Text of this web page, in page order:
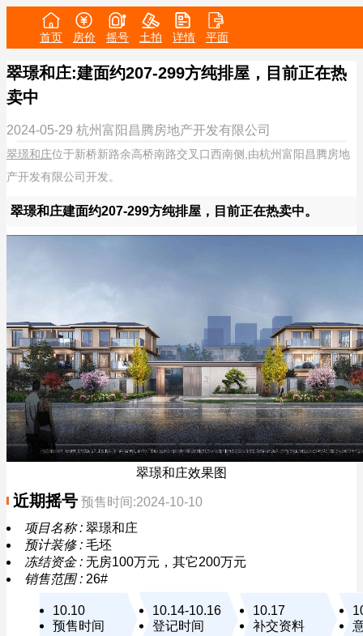
首页 房价 摇号 土拍 详情 平面
翠璟和庄:建面约207-299方纯排屋，目前正在热
卖中
2024-05-29 杭州富阳昌腾房地产开发有限公司
翠璟和庄位于新桥新路余高桥南路交叉口西南侧,由杭州富阳昌腾房地
产开发有限公司开发。
翠璟和庄建面约207-299方纯排屋，目前正在热卖中。
翠璟和庄效果图
近期摇号 预售时间:2024-10-10
项目名称 : 翠璟和庄
预计装修 : 毛坯
冻结资金 : 无房100万元，其它200万元
销售范围 : 26#
10.10
预售时间
10.14-10.16
登记时间
10.17
补交资料